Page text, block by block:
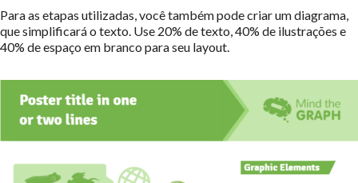
Para as etapas utilizadas, você também pode criar um diagrama,
que simplificará o texto. Use 20% de texto, 40% de ilustrações e
40% de espaço em branco para seu layout.